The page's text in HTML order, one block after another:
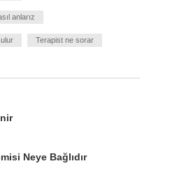
anlarız
Terapist ne sorar
Neye Bağlıdır